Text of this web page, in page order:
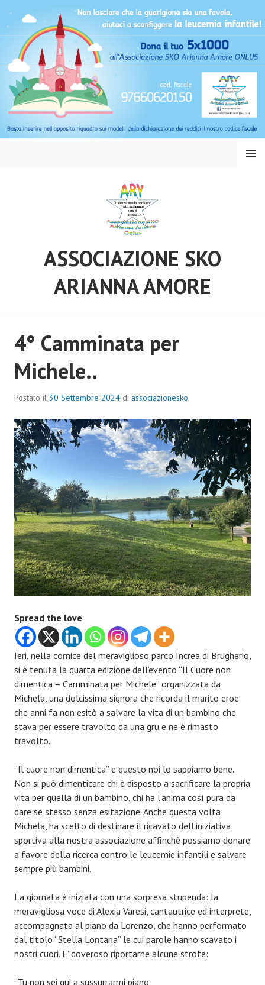
contenuto
ASSOCIAZIONE SKO
ARIANNA AMORE
MENU
4° Camminata per
Michele..
Postato il 30 Settembre 2024 di associazionesko
Spread the love
Ieri, nella cornice del meraviglioso parco Increa di Brugherio,
si è tenuta la quarta edizione dell’evento “Il Cuore non
dimentica – Camminata per Michele” organizzata da
Michela, una dolcissima signora che ricorda il marito eroe
che anni fa non esitò a salvare la vita di un bambino che
stava per essere travolto da una gru e ne è rimasto
travolto.
“Il cuore non dimentica” e questo noi lo sappiamo bene.
Non si può dimenticare chi è disposto a sacrificare la propria
vita per quella di un bambino, chi ha l’anima così pura da
dare se stesso senza esitazione. Anche questa volta,
Michela, ha scelto di destinare il ricavato dell’iniziativa
sportiva alla nostra associazione affinchè possiamo donare
a favore della ricerca contro le leucemie infantili e salvare
sempre più bambini.
La giornata è iniziata con una sorpresa stupenda: la
meravigliosa voce di Alexia Varesi, cantautrice ed interprete,
accompagnata al piano da Lorenzo, che hanno performato
dal titolo “Stella Lontana” le cui parole hanno scavato i
nostri cuori. E’ doveroso riportarne alcune strofe:
“Tu non sei qui a sussurrarmi piano